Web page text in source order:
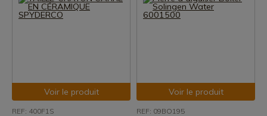
Voir le produit
REF: 400F1S
Voir le produit
REF: 09BO195